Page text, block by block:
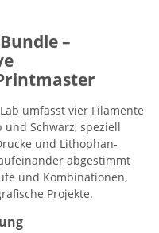
–
umfasst vier Filamente
und Schwarz, speziell
und Lithophan-
abgestimmt
und Kombinationen,
Projekte.